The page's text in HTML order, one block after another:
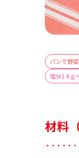
パンで野
塩分1.6ｇ
材料